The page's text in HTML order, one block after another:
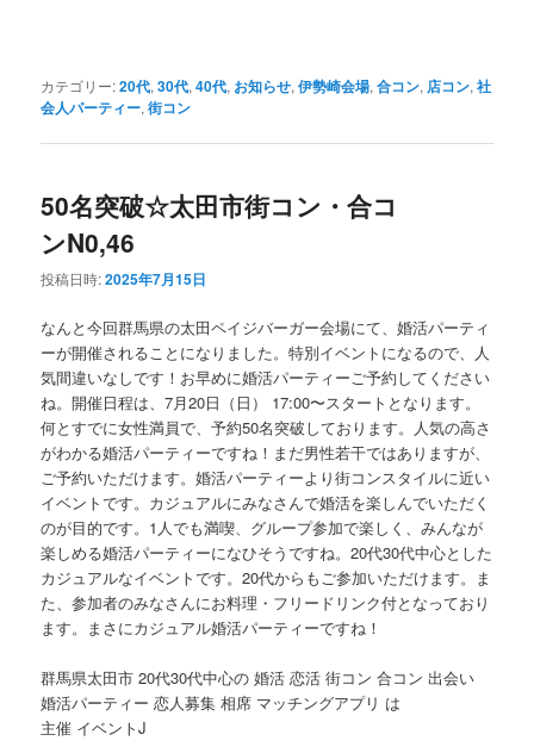
カテゴリー:20代,30代,40代, お知らせ,伊勢崎会場,合コン, 店コン,社
会人パーティー,街コン
50名突破☆太田市街コン・合コ
ンN0,46
投稿日時:2025年7月15日
なんと今回群馬県の太田ペイジバーガー会場にて、婚活パーティ
ーが開催されることになりました。特別イベントになるので、人
気間違いなしです！お早めに婚活パーティーご予約してください
ね。開催日程は、7月20日（日） 17:00〜スタートとなります。
何とすでに女性満員で、予約50名突破しております。人気の高さ
がわかる婚活パーティーですね！まだ男性若干ではありますが、
ご予約いただけます。婚活パーティーより街コンスタイルに近い
イベントです。カジュアルにみなさんで婚活を楽しんでいただく
のが目的です。1人でも満喫、グループ参加で楽しく、みんなが
楽しめる婚活パーティーになひそうですね。20代30代中心とした
カジュアルなイベントです。20代からもご参加いただけます。ま
た、参加者のみなさんにお料理・フリードリンク付となっており
ます。まさにカジュアル婚活パーティーですね！
群馬県太田市 20代30代中心の 婚活 恋活 街コン 合コン 出会い
婚活パーティー 恋人募集 相席 マッチングアプリ は
主催 イベントJ